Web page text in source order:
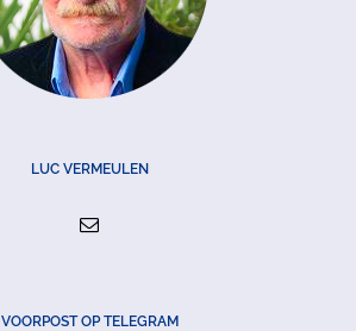
LUC VERMEULEN
VOORPOST OP TELEGRAM